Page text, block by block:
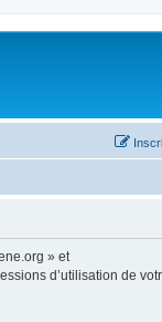
» et
d’utilisation de